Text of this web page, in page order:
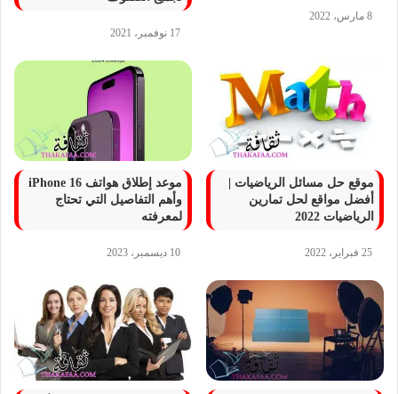
8 مارس، 2022
17 نوفمبر، 2021
موقع حل مسائل الرياضيات |
أفضل مواقع لحل تمارين
الرياضيات 2022
25 فبراير، 2022
موعد إطلاق هواتف iPhone 16
وأهم التفاصيل التي تحتاج
لمعرفته
10 ديسمبر، 2023